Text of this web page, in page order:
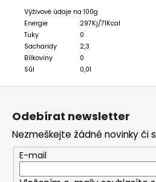
Výživové údaje na 100g
Energie
297Kj/71Kcal
Tuky
0
Sacharidy
2,3
Bílkoviny
0
Sůl
0,01
Z
Odebírat newsletter
Nezmeškejte žádné novinky či
E-mail